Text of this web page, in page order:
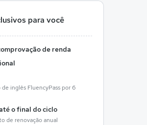
para você
de renda
de inglês FluencyPass por 6
o final do ciclo
de renovação anual